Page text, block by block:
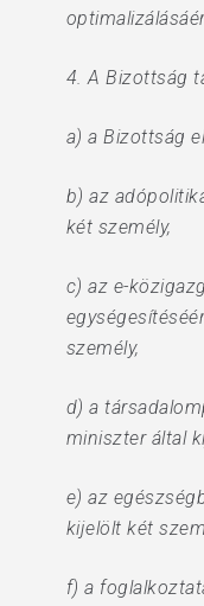
4. A Bizottság
a) a Bizottság
b) az
két személy,
c) az e-
személy,
d) a
miniszter által
e) az
kijelölt két
f) a